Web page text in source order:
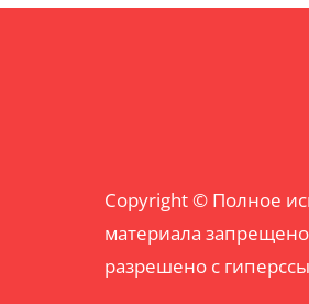
Copyright © Полное
материала
разрешено с